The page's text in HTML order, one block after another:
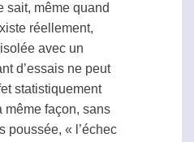
sait, même quand
réellement,
avec un
d’essais ne peut
statistiquement
même façon, sans
poussée, « l’échec